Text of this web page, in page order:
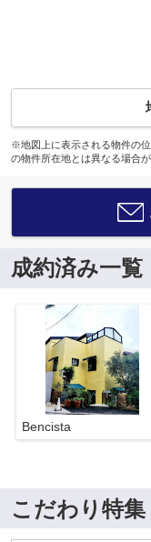
※地図上に表示される物件の
の物件所在地とは異なる場合が
成約済み一覧
Bencista
こだわり特集